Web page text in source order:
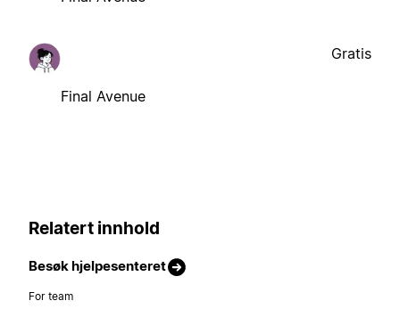
Final Avenue
Gratis
Relatert innhold
Besøk hjelpesenteret
For team